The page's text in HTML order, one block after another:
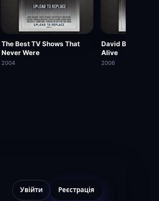
The Best TV Shows That
Never Were
2004
David Blaine:
Alive
2006
Увійти Реєстрація